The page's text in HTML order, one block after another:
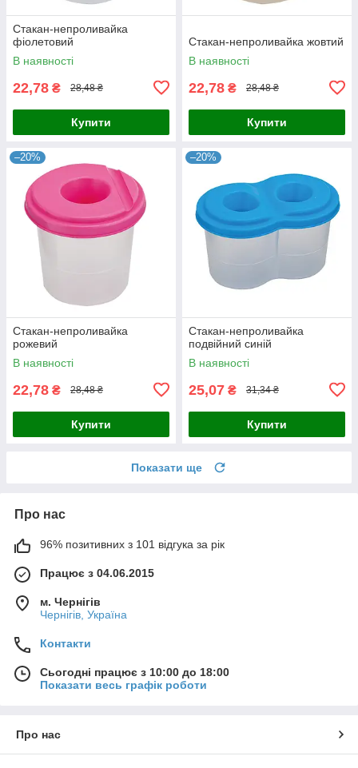
Стакан-непроливайка
фіолетовий
В наявності
22,78 ₴ 28,48 ₴
Купити
Стакан-непроливайка жовтий
В наявності
22,78 ₴ 28,48 ₴
Купити
–20%
Стакан-непроливайка
рожевий
В наявності
22,78 ₴ 28,48 ₴
Купити
–20%
Стакан-непроливайка
подвійний синій
В наявності
25,07 ₴ 31,34 ₴
Купити
Показати ще
Про нас
96% позитивних з 101 відгука за рік
Працює з 04.06.2015
м. Чернігів
Чернігів, Україна
Контакти
Сьогодні працює з 10:00 до 18:00
Показати весь графік роботи
Про нас